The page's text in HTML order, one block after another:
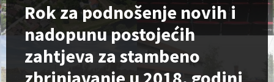
Rok za podnošenje novih i
nadopunu postojećih
zahtjeva za stambeno